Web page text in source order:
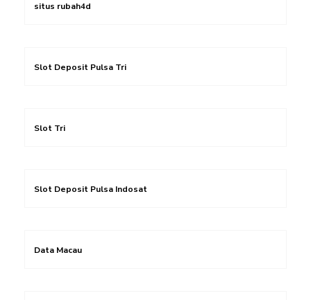
situs rubah4d
Slot Deposit Pulsa Tri
Slot Tri
Slot Deposit Pulsa Indosat
Data Macau